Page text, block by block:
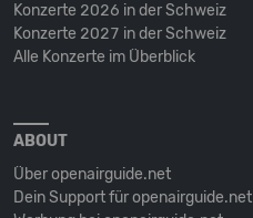
Konzerte 2026 in der Schweiz
Konzerte 2027 in der Schweiz
Alle Konzerte im Überblick
ABOUT
Über openairguide.net
Dein Support für openairguide.net